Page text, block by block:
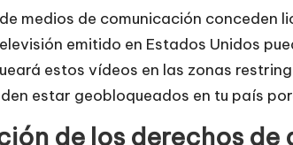
medios de comunicación
emitido en Estados Unidos
estos vídeos en las zonas
estar geobloqueados en tu país
de los derechos de